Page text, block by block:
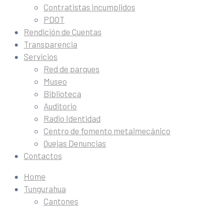
Contratistas incumplidos
PDOT
Rendición de Cuentas
Transparencia
Servicios
Red de parques
Museo
Biblioteca
Auditorio
Radio Identidad
Centro de fomento metalmecánico
Quejas Denuncias
Contactos
Home
Tungurahua
Cantones